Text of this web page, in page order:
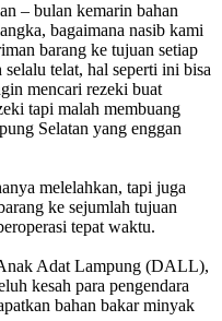
– bulan kemarin bahan
bagaimana nasib kami
barang ke tujuan setiap
telat, hal seperti ini bisa
mencari rezeki buat
tapi malah membuang
Selatan yang enggan
melelahkan, tapi juga
ke sejumlah tujuan
tepat waktu.
Adat Lampung (DALL),
kesah para pengendara
bahan bakar minyak